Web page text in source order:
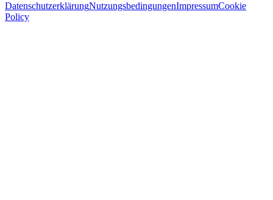
DatenschutzerklärungNutzungsbedingungenImpressumCookie
Policy